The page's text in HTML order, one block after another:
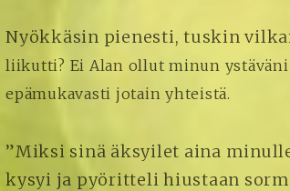
Nyökkäsin pienesti, tuskin
liikutti? Ei Alan ollut minun
epämukavasti jotain yhteistä.
”Miksi sinä äksyilet aina
kysyi ja pyöritteli hiustaan